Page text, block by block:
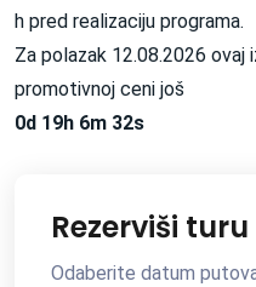
h pred realizaciju programa.
Za polazak 12.08.2026
promotivnoj ceni još
0d 19h 6m 31s
Rezerviši turu
Odaberite datum